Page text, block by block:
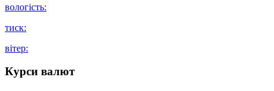
вологість:
тиск:
вітер:
Курси валют